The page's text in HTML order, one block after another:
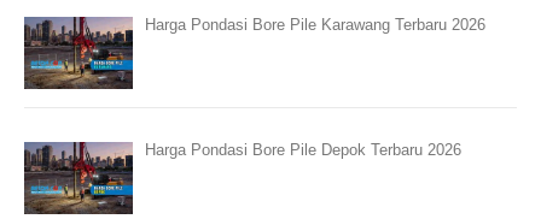
Harga Pondasi Bore Pile Karawang Terbaru 2026
Harga Pondasi Bore Pile Depok Terbaru 2026